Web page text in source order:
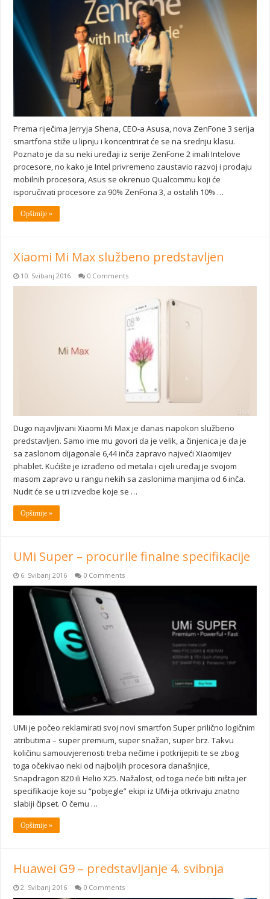
Prema riječima Jerryja Shena, CEO-a Asusa, nova ZenFone 3 serija
smartfona stiže u lipnju i koncentrirat će se na srednju klasu.
Poznato je da su neki uređaji iz serije ZenFone 2 imali Intelove
procesore, no kako je Intel privremeno zaustavio razvoj i prodaju
mobilnih procesora, Asus se okrenuo Qualcommu koji će
isporučivati procesore za 90% ZenFona 3, a ostalih 10% …
Opširnije »
Xiaomi Mi Max službeno predstavljen
10. Svibanj 2016 0 Comments
Dugo najavljivani Xiaomi Mi Max je danas napokon službeno
predstavljen. Samo ime mu govori da je velik, a činjenica je da je
sa zaslonom dijagonale 6,44 inča zapravo najveći Xiaomijev
phablet. Kućište je izrađeno od metala i cijeli uređaj je svojom
masom zapravo u rangu nekih sa zaslonima manjima od 6 inča.
Nudit će se u tri izvedbe koje se …
Opširnije »
UMi Super – procurile finalne specifikacije
6. Svibanj 2016 0 Comments
UMi je počeo reklamirati svoj novi smartfon Super prilično logičnim
atributima – super premium, super snažan, super brz. Takvu
količinu samouvjerenosti treba nečime i potkrijepiti te se zbog
toga očekivao neki od najboljih procesora današnjice,
Snapdragon 820 ili Helio X25. Nažalost, od toga neće biti ništa jer
specifikacije koje su “pobjegle” ekipi iz UMi-ja otkrivaju znatno
slabiji čipset. O čemu …
Opširnije »
Huawei G9 – predstavljanje 4. svibnja
2. Svibanj 2016 0 Comments